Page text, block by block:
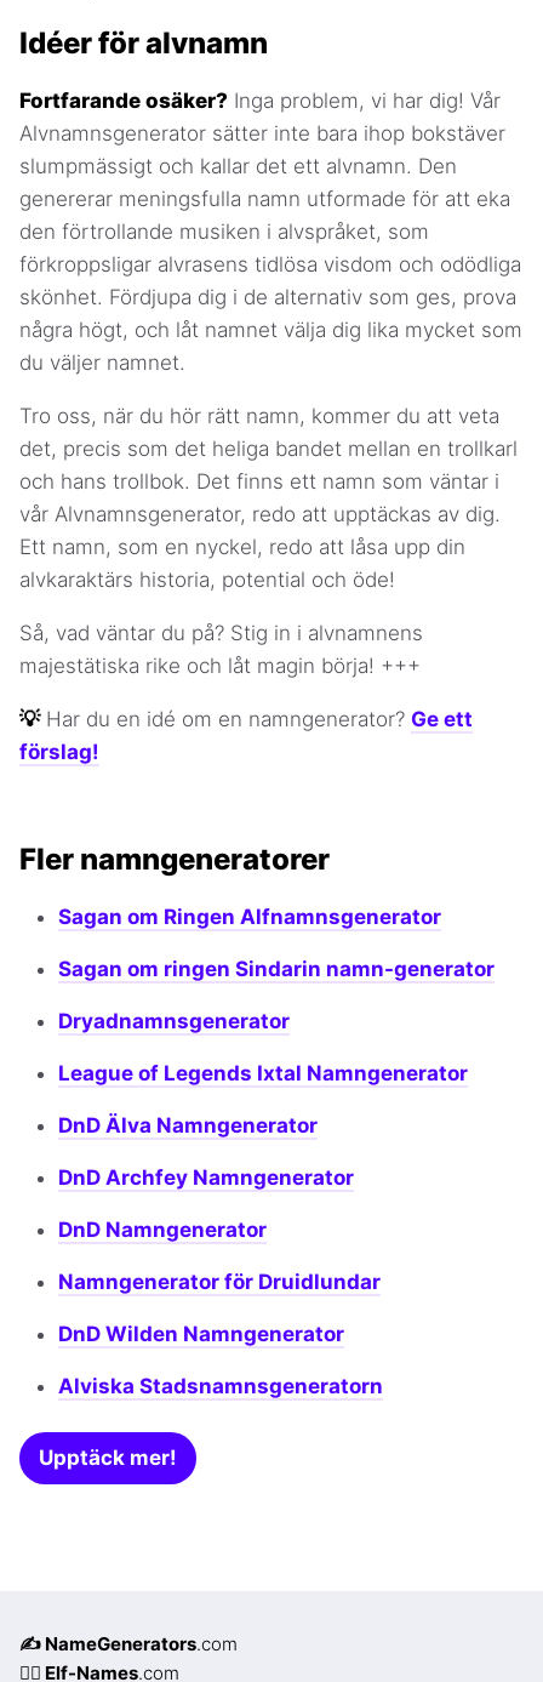
Idéer för alvnamn
Fortfarande osäker? Inga problem, vi har dig! Vår
Alvnamnsgenerator sätter inte bara ihop bokstäver
slumpmässigt och kallar det ett alvnamn. Den
genererar meningsfulla namn utformade för att eka
den förtrollande musiken i alvspråket, som
förkroppsligar alvrasens tidlösa visdom och odödliga
skönhet. Fördjupa dig i de alternativ som ges, prova
några högt, och låt namnet välja dig lika mycket som
du väljer namnet.
Tro oss, när du hör rätt namn, kommer du att veta
det, precis som det heliga bandet mellan en trollkarl
och hans trollbok. Det finns ett namn som väntar i
vår Alvnamnsgenerator, redo att upptäckas av dig.
Ett namn, som en nyckel, redo att låsa upp din
alvkaraktärs historia, potential och öde!
Så, vad väntar du på? Stig in i alvnamnens
majestätiska rike och låt magin börja! +++
💡 Har du en idé om en namngenerator? Ge ett
förslag!
Fler namngeneratorer
Sagan om Ringen Alfnamnsgenerator
Sagan om ringen Sindarin namn-generator
Dryadnamnsgenerator
League of Legends Ixtal Namngenerator
DnD Älva Namngenerator
DnD Archfey Namngenerator
DnD Namngenerator
Namngenerator för Druidlundar
DnD Wilden Namngenerator
Alviska Stadsnamnsgeneratorn
Upptäck mer!
✍️ NameGenerators.com
🧝‍♀️ Elf-Names.com